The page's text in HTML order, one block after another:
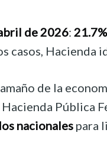
de 2026: 21.7%
casos,
de la
Hacienda
nacionales para